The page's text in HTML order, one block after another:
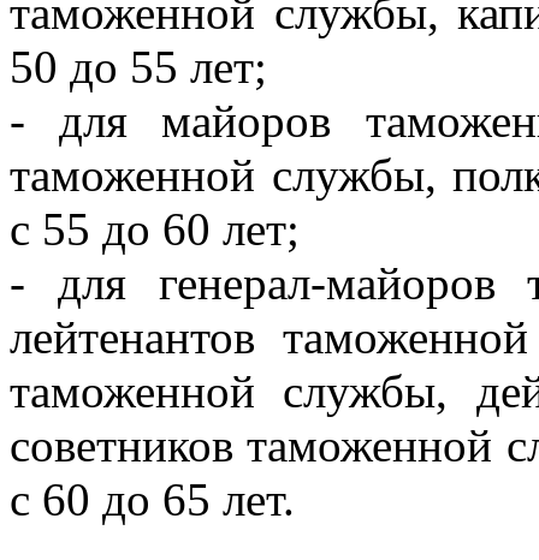
таможенной службы,
50 до 55 лет;
- для майоров
таможенной службы,
с 55 до 60 лет;
- для генерал-майоров
лейтенантов
таможенной службы,
советников таможенной
с 60 до 65 лет.